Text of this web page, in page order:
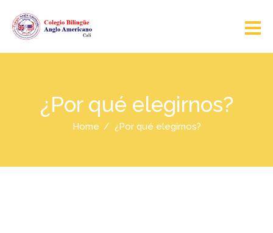
¿Por qué elegirnos?
Home ¿Por qué elegirnos?